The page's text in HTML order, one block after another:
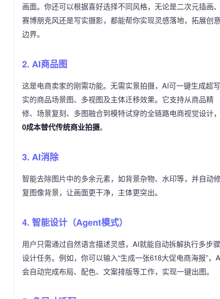
画面。你还可以根据喜好选择不同风格，无论是二次元插画
赛博朋克风还是写实摄影，都能帮你实现灵感落地，拓展创
边界。
2. AI商品图
这是电商卖家的刚需功能。无需实景拍摄，AI可一键生成超写
实的商品场景图、多视图及主体迁移效果。它支持从商品精
修、场景复刻、多图融合到模特试穿的全链路电商视觉设计
0成本替代传统商业拍摄。
3. AI消除
智能去除图片中的多余元素，如背景杂物、水印等，并自动
复图像背景，让画面更干净，主体更突出。
4. 智能设计（Agent模式）
用户只需通过自然语言描述灵感，AI就能自动拆解执行多步骤
设计任务。例如，你可以输入“生成一张618大促电商海报”，
会自动完成布局、配色、文案排版等工作，实现一键出图。